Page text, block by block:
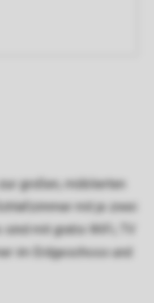
großen, möblierten
mit je zwei
mit gratis WiFi, TV
im Erdgeschoss und